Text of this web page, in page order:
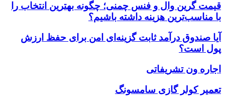
قیمت گرین وال و فنس چمنی؛ چگونه بهترین انتخاب را
با مناسب‌ترین هزینه داشته باشیم؟
آیا صندوق درآمد ثابت گزینه‌ای امن برای حفظ ارزش
پول است؟
اجاره ون تشریفاتی
تعمیر کولر گازی سامسونگ